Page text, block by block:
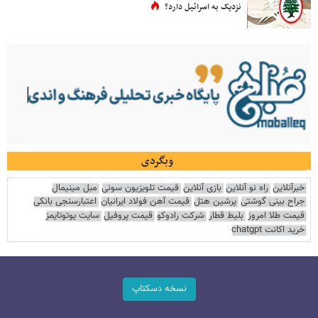
نزدیک به اسرائیل دارد؟
وبگردی
خبرآنلاین راه نو آنلاین بازی آنلاین قیمت تلویزیون سونی مبل مینیمال
جراح بینی گوشتی پرشین هتل قیمت آهن فولاد ایرانیان اعتبارسنجی بانکی
قیمت طلا امروز بلیط قطار شرکت رادوکو قیمت پروفیل سایت یوتوتایمز
خرید اکانت chatgpt
نسخه دسکتاپ